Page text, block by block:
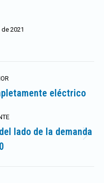
2021
eléctrico
lado de la demanda